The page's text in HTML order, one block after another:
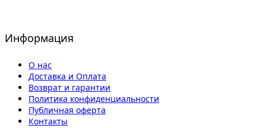
Информация
О нас
Доставка и Оплата
Возврат и гарантии
Политика конфиденциальности
Публичная оферта
Контакты